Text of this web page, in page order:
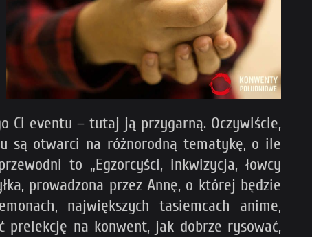
Ci eventu – tutaj ją przygarną. Oczywiście,
są otwarci na różnorodną tematykę, o ile
to „Egzorcyści, inkwizycja, łowcy
prowadzona przez Annę, o której będzie
największych tasiemcach anime,
prelekcję na konwent, jak dobrze rysować,